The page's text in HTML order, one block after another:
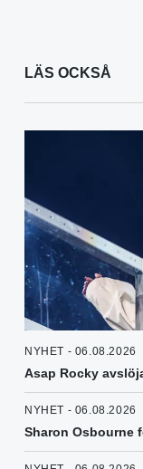
LÄS OCKSÅ
NYHET - 06.08.2026
Asap Rocky
NYHET - 06.08.2026
Sharon Osbourne